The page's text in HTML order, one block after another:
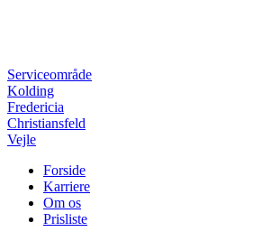
Serviceområde
Kolding
Fredericia
Christiansfeld
Vejle
Forside
Karriere
Om os
Prisliste